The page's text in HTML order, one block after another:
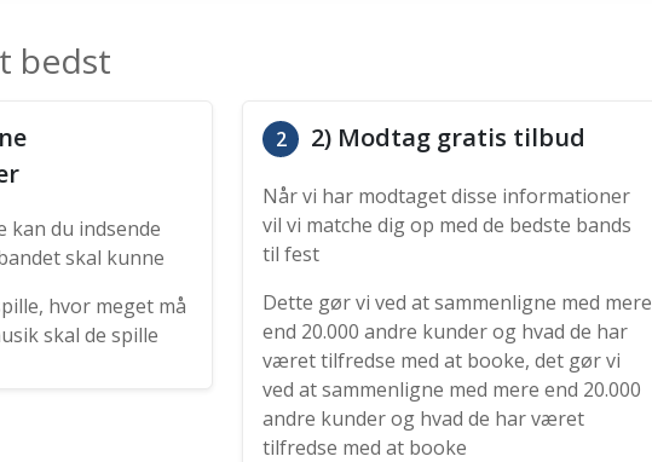
bedst
kan du indsende
skal kunne
hvor meget må
skal de spille
2 2) Modtag gratis tilbud
Når vi har modtaget disse informationer
vil vi matche dig op med de bedste bands
til fest
Dette gør vi ved at sammenligne med mere
end 20.000 andre kunder og hvad de har
været tilfredse med at booke, det gør vi
ved at sammenligne med mere end 20.000
andre kunder og hvad de har været
tilfredse med at booke